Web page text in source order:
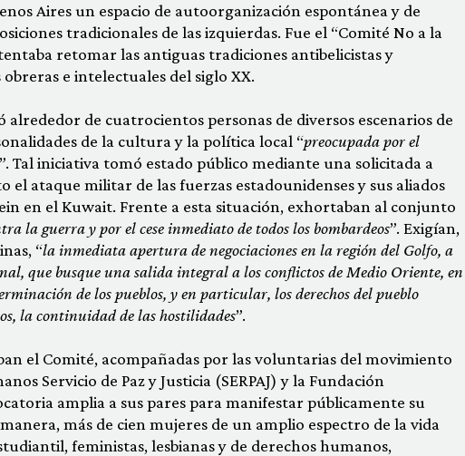
Aires un espacio de autoorganización espontánea y de
tradicionales de las izquierdas. Fue el “Comité No a la
retomar las antiguas tradiciones antibelicistas y
e intelectuales del siglo XX.
alrededor de cuatrocientos personas de diversos escenarios de
de la cultura y la política local “preocupada por el
Tal iniciativa tomó estado público mediante una solicitada a
el ataque militar de las fuerzas estadounidenses y sus aliados
en el Kuwait. Frente a esta situación, exhortaban al conjunto
la guerra y por el cese inmediato de todos los bombardeos”. Exigían,
“la inmediata apertura de negociaciones en la región del Golfo, a
que busque una salida integral a los conflictos de Medio Oriente, en
de los pueblos, y en particular, los derechos del pueblo
la continuidad de las hostilidades”.
el Comité, acompañadas por las voluntarias del movimiento
Servicio de Paz y Justicia (SERPAJ) y la Fundación
amplia a sus pares para manifestar públicamente su
más de cien mujeres de un amplio espectro de la vida
feministas, lesbianas y de derechos humanos,